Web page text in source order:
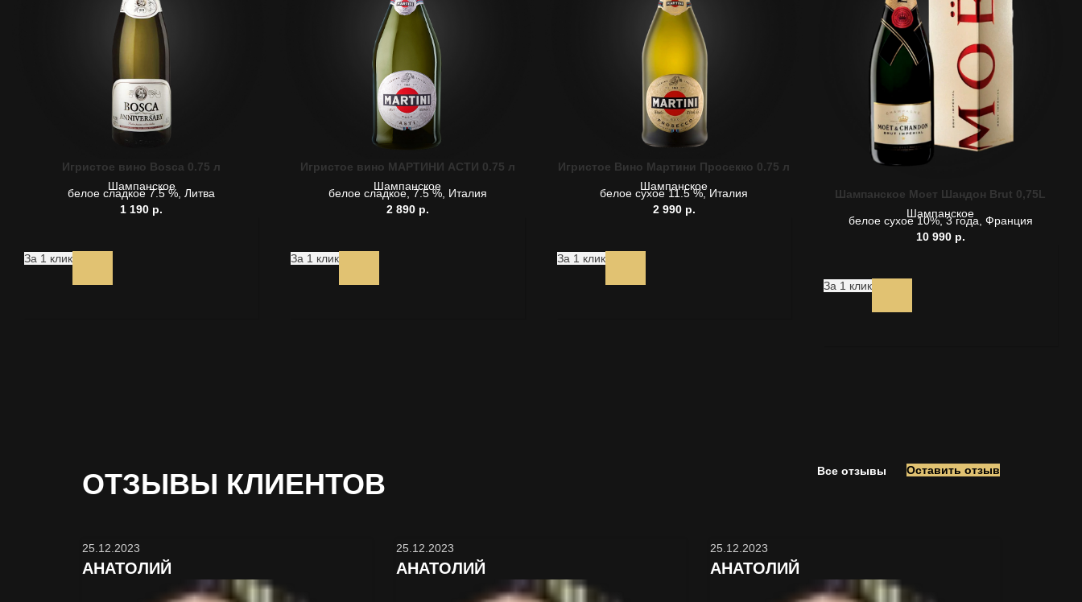
Игристое вино Bosca 0.75 л
Шампанское
белое сладкое 7.5 %, Литва
1 190 р.
За 1 клик
Игристое вино МАРТИНИ АСТИ 0.75 л
Шампанское
белое сладкое, 7.5 %, Италия
2 890р.
За 1 клик
Игристое Вино Мартини Просекко 0.75 л
Шампанское
белое сухое 11.5 %, Италия
2 990р.
За 1 клик
Шампанское Моет Шандон Brut 0,75L
Шампанское
белое сухое 10%, 3 года, Франция
10 990р.
За 1 клик
ОТЗЫВЫ КЛИЕНТОВ Все отзывы Оставить отзыв
25.12.2023
АНАТОЛИЙ
25.12.2023
АНАТОЛИЙ
25.12.2023
АНАТОЛИЙ